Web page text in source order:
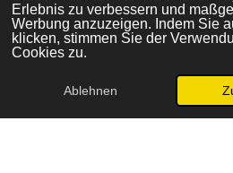
Erlebnis zu verbessern und
Werbung anzuzeigen. Indem Sie
klicken, stimmen Sie der
Cookies zu.
Ablehnen
2
© 2024 - 2026 Reitsport Keckeis
Webador